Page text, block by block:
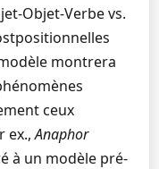
Objet-Verbe vs.
montrera
ceux
ex.,Anaphor
à un modèle pré-